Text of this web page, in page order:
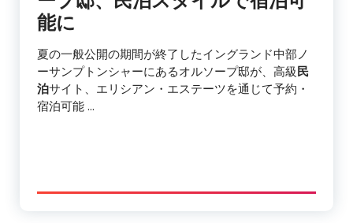
能に
夏の一般公開の期間が終了したイングランド中部ノ
ーサンプトンシャーにあるオルソープ邸が、高級民
泊サイト、エリシアン・エステーツを通じて予約・
宿泊可能 …